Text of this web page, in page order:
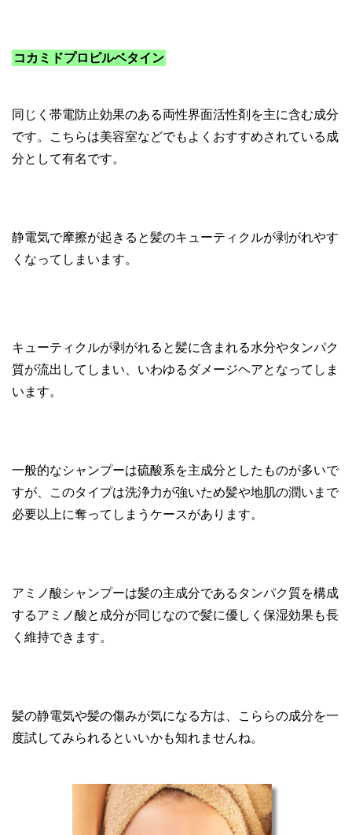
コカミドプロピルベタイン
同じく帯電防止効果のある両性界面活性剤を主に含む成分
です。こちらは美容室などでもよくおすすめされている成
分として有名です。
静電気で摩擦が起きると髪のキューティクルが剥がれやす
くなってしまいます。
キューティクルが剥がれると髪に含まれる水分やタンパク
質が流出してしまい、いわゆるダメージヘアとなってしま
います。
一般的なシャンプーは硫酸系を主成分としたものが多いで
すが、このタイプは洗浄力が強いため髪や地肌の潤いまで
必要以上に奪ってしまうケースがあります。
アミノ酸シャンプーは髪の主成分であるタンパク質を構成
するアミノ酸と成分が同じなので髪に優しく保湿効果も長
く維持できます。
髪の静電気や髪の傷みが気になる方は、こららの成分を一
度試してみられるといいかも知れませんね。